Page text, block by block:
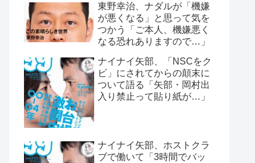
東野幸治、ナダルが「機嫌
が悪くなる」と思って気を
つかう「ご本人、機嫌悪く
なる恐れありますので…」
ナイナイ矢部、「NSCをク
ビ」にされてからの顛末に
ついて語る「矢部・岡村出
入り禁止って貼り紙が…」
ナイナイ矢部、ホストクラ
ブで働いて「3時間でバッ